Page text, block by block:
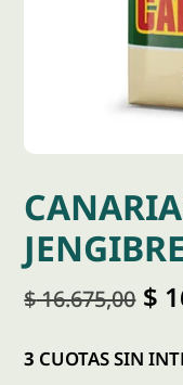
$16.675,00 El
$
3 CUOTAS SIN